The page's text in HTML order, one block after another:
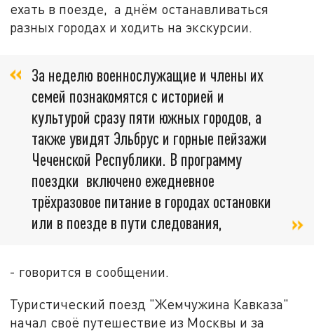
ехать в поезде, а днём останавливаться
разных городах и ходить на экскурсии.
За неделю военнослужащие и члены их
семей познакомятся с историей и
культурой сразу пяти южных городов, а
также увидят Эльбрус и горные пейзажи
Чеченской Республики. В программу
поездки включено ежедневное
трёхразовое питание в городах остановки
или в поезде в пути следования,
- говорится в сообщении.
Туристический поезд "Жемчужина Кавказа"
начал своё путешествие из Москвы и за